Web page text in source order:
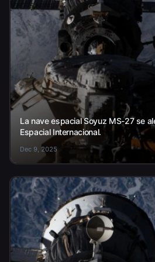
La nave espacial Soyuz MS-27 se
Espacial Internacional.
Dec 9, 2025